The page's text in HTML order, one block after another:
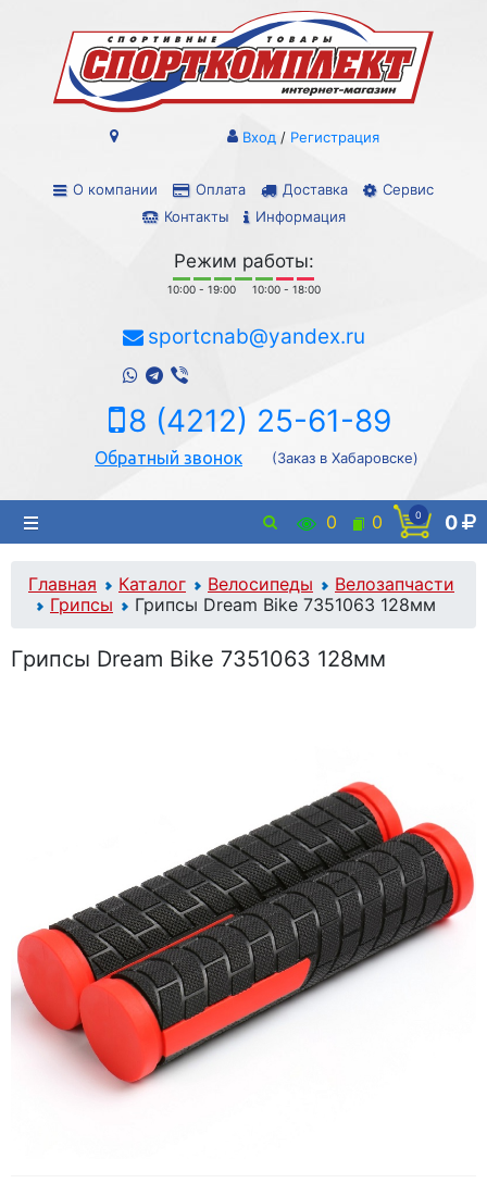
О компании Оплата Доставка
Сервис
Контакты
Информация
Вход / Регистрация
Режим работы:
10:00 - 19:00 10:00 - 18:00
sportcnab@yandex.ru
8 (4212) 25-61-89
Обратный звонок (Заказ в Хабаровске)
0 0 0 0
Главная Каталог Велосипеды
Велозапчасти
Грипсы
Грипсы Dream Bike 7351063 128мм
Грипсы Dream Bike 7351063 128мм